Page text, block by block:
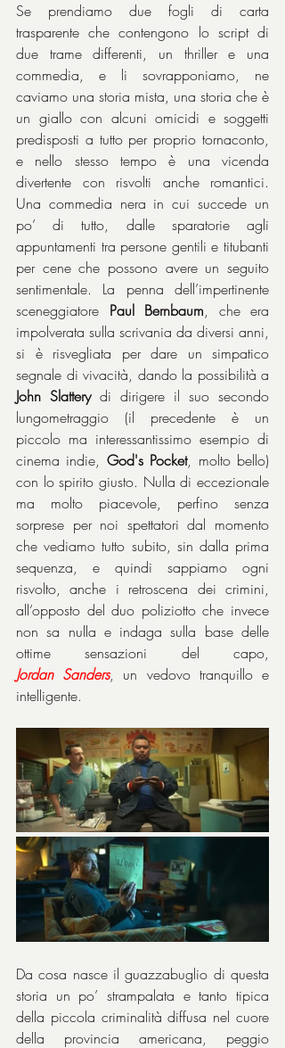
Se prendiamo due fogli di carta
trasparente che contengono lo script di
due trame differenti, un thriller e una
commedia, e li sovrapponiamo, ne
caviamo una storia mista, una storia che è
un giallo con alcuni omicidi e soggetti
predisposti a tutto per proprio tornaconto,
e nello stesso tempo è una vicenda
divertente con risvolti anche romantici.
Una commedia nera in cui succede un
po’ di tutto, dalle sparatorie agli
appuntamenti tra persone gentili e titubanti
per cene che possono avere un seguito
sentimentale. La penna dell’impertinente
sceneggiatore Paul Bernbaum, che era
impolverata sulla scrivania da diversi anni,
si è risvegliata per dare un simpatico
John Slattery di dirigere il suo secondo
lungometraggio (il precedente è un
piccolo ma interessantissimo esempio di
cinema indie, God's Pocket, molto bello)
con lo spirito giusto. Nulla di eccezionale
ma molto piacevole, perfino senza
sorprese per noi spettatori dal momento
che vediamo tutto subito, sin dalla prima
sequenza, e quindi sappiamo ogni
risvolto, anche i retroscena dei crimini,
all’opposto del duo poliziotto che invece
non sa nulla e indaga sulla base delle
Jordan Sanders, un vedovo tranquillo e
intelligente.
Da cosa nasce il guazzabuglio di questa
storia un po’ strampalata e tanto tipica
della piccola criminalità diffusa nel cuore
della provincia americana, peggio